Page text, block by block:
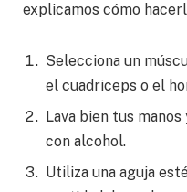
explicamos cómo
Selecciona un
el cuadriceps o el
Lava bien tus
con alcohol.
Utiliza una aguja